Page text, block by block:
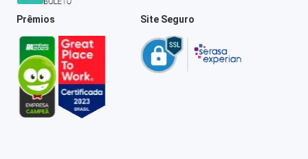
Prêmios Site Seguro